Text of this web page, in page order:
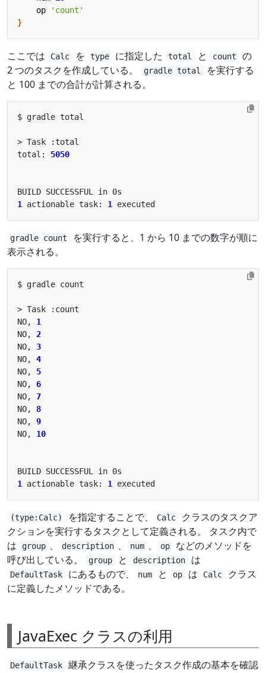
op
'count'
}
ここでは Calc を type に指定した total と count
の
2 つのタスクを作成している。
gradle total
を実行する
と 100 までの合計が計算される。
total: 5050
1
actionable task: 1
gradle count
を実行すると、1 から 10 までの数字が順に
表示される。
NO, 1
NO, 2
NO, 3
NO, 4
NO, 5
NO, 6
NO, 7
NO, 8
NO, 9
NO, 10
1
actionable task: 1
(type:Calc) を指定することで、 Calc
クラスのタスクア
クションを実行するタスクとして定義される。 タスク内で
は
group 、 description 、 num 、 op
などのメソッドを
呼び出している。
group と description は
DefaultTask にあるもので、 num と op は Calc
クラス
に定義したメソッドである。
JavaExec クラスの利用
DefaultTask
継承クラスを使ったタスク作成の基本を確認